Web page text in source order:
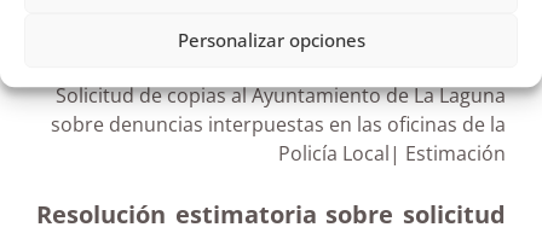
Personalizar opciones
Solicitud de copias al Ayuntamiento de La Laguna
sobre denuncias interpuestas en las oficinas de la
Policía Local| Estimación
Resolución estimatoria sobre solicitud